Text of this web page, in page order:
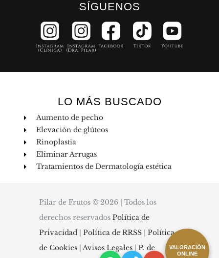
SÍGUENOS
LO MÁS BUSCADO
Aumento de pecho
Elevación de glúteos
Rinoplastia
Eliminar Arrugas
Tratamientos de Dermatología estética
Pilar de Frutos © 2026 | Todos los
derechos reservados Política de
Privacidad | Política de RRSS | Política
de Cookies | Avisos Legales | P. de
VALORACIÓN
ONLINE